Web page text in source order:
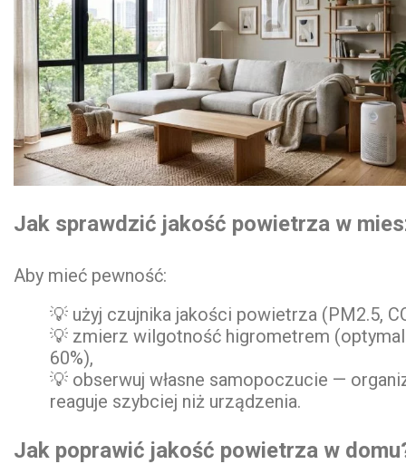
Jak sprawdzić jakość powietrza w
Aby mieć pewność:
💡 użyj czujnika jakości powietrza (PM2.5,
💡 zmierz wilgotność higrometrem
60%),
💡 obserwuj własne samopoczucie —
reaguje szybciej niż urządzenia.
Jak poprawić jakość powietrza w